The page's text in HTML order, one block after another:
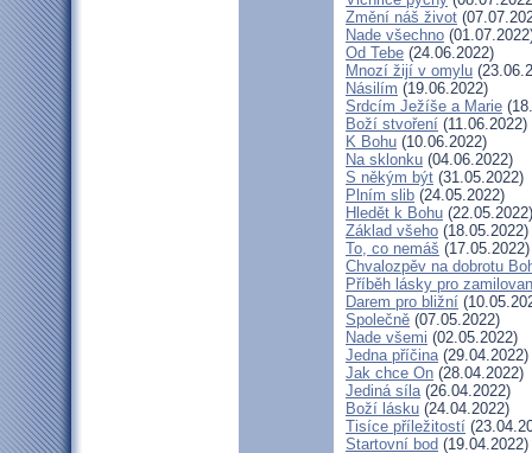
Změní náš život
Nade všechno
Od Tebe (24.06.2022)
Mnozí žijí v omylu
Násilím (19.06.2022)
Srdcím Ježíše a Marie
Boží stvoření (11.06.2022)
K Bohu (10.06.2022)
Na sklonku (04.06.2022)
S někým být (31.05.2022)
Plním slib (24.05.2022)
Hledět k Bohu (22.05.2022)
Základ všeho (18.05.2022)
To, co nemáš (17.05.2022)
Chvalozpěv na dobrotu
Příběh lásky pro
Darem pro bližní
Společně (07.05.2022)
Nade všemi (02.05.2022)
Jedna příčina(29.04.2022)
Jak chce On (28.04.2022)
Jediná síla(26.04.2022)
Boží lásku (24.04.2022)
Tisíce příležitostí
Startovní bod (19.04.2022)